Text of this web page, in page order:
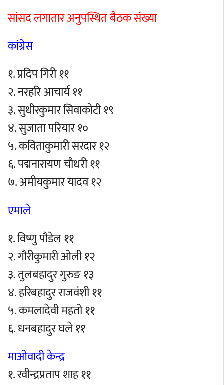
सांसद लगातार अनुपस्थित बैठक संख्या
कांग्रेस
१. प्रदिप गिरी ११
२. नरहरि आचार्य ११
३. सुधीरकुमार सिवाकोटी १९
४. सुजाता परियार १०
५. कविताकुमारी सरदार १२
६. पद्मनारायण चौधरी ११
७. अमीयकुमार यादव १२
एमाले
१. विष्णु पौडेल ११
२. गौरीकुमारी ओली १२
३. तुलबहादुर गुरुङ १३
४. हरिबहादुर राजवंशी ११
५. कमलादेवी महतो ११
६. धनबहादुर घले ११
माओवादी केन्द्र
१. रवीन्द्रप्रताप शाह ११